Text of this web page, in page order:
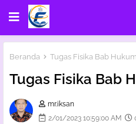
Beranda Tugas Fisika Bab
Tugas Fisika Bab
mr.iksan
2/01/2023 10:59:00 AM